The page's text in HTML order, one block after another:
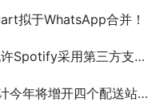
拟于WhatsApp合并！
采用第三方支付系统
增开四个配送站，扩容60%